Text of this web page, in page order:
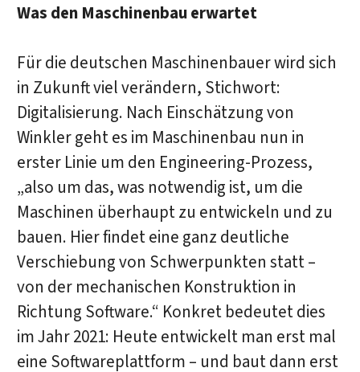
Was den Maschinenbau erwartet
Für die deutschen Maschinenbauer wird sich
in Zukunft viel verändern, Stichwort:
Digitalisierung. Nach Einschätzung von
Winkler geht es im Maschinenbau nun in
erster Linie um den Engineering-Prozess,
„also um das, was notwendig ist, um die
Maschinen überhaupt zu entwickeln und zu
bauen. Hier findet eine ganz deutliche
Verschiebung von Schwerpunkten statt –
von der mechanischen Konstruktion in
Richtung Software.“ Konkret bedeutet dies
im Jahr 2021: Heute entwickelt man erst mal
eine Softwareplattform – und baut dann erst